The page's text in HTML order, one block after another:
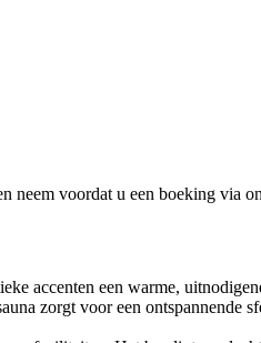
voordat u een boeking via
accenten een warme,
zorgt voor een ontspannende